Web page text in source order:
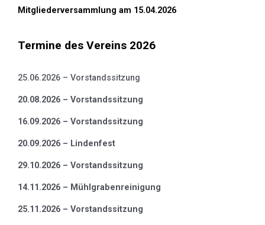
Mitgliederversammlung am 15.04.2026
Termine des Vereins 2026
25.06.2026 – Vorstandssitzung
20.08.2026 – Vorstandssitzung
16.09.2026 – Vorstandssitzung
20.09.2026 – Lindenfest
29.10.2026 – Vorstandssitzung
14.11.2026 – Mühlgrabenreinigung
25.11.2026 – Vorstandssitzung